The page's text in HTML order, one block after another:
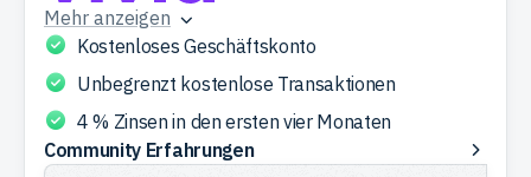
Mehr anzeigen
Kostenloses Geschäftskonto
Unbegrenzt kostenlose Transaktionen
4 % Zinsen in den ersten vier Monaten
Community
Community Erfahrungen